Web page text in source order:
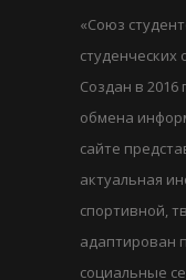
«Союз
Создан в 2016
обмена
сайте
актуальная
спортивной,
адаптирован
социальные